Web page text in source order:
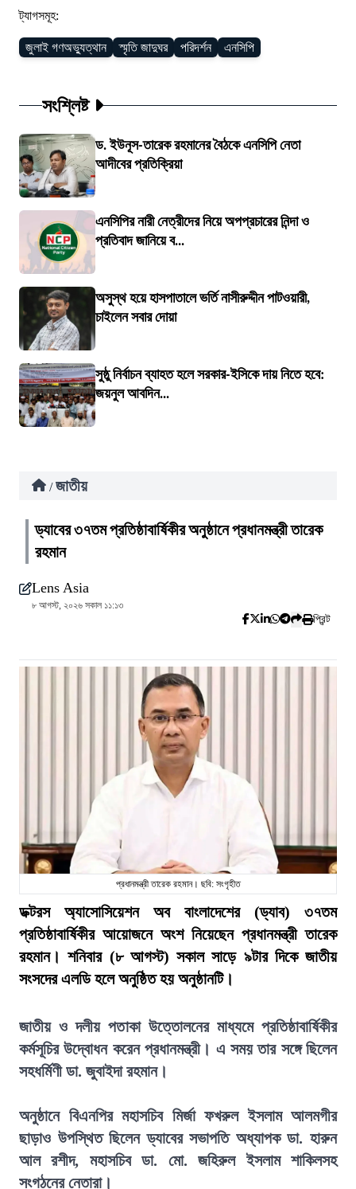
ট্যাগসমূহ:
জুলাই গণঅভ্যুত্থান স্মৃতি জাদুঘর পরিদর্শন এনসিপি
সংশ্লিষ্ট
ড. ইউনূস-তারেক রহমানের বৈঠকে এনসিপি নেতা
আদীবের প্রতিক্রিয়া
এনসিপির নারী নেত্রীদের নিয়ে অপপ্রচারের নিন্দা ও
প্রতিবাদ জানিয়ে ব...
অসুস্থ হয়ে হাসপাতালে ভর্তি নাসীরুদ্দীন পাটওয়ারী,
চাইলেন সবার দোয়া
সুষ্ঠু নির্বাচন ব্যাহত হলে সরকার-ইসিকে দায় নিতে হবে:
জয়নুল আবদিন...
/ জাতীয়
ড্যাবের ৩৭তম প্রতিষ্ঠাবার্ষিকীর অনুষ্ঠানে প্রধানমন্ত্রী তারেক
রহমান
Lens Asia
৮ আগস্ট, ২০২৬ সকাল ১১:১৩
প্রিন্ট
প্রধানমন্ত্রী তারেক রহমান। ছবি: সংগৃহীত
ডক্টরস অ্যাসোসিয়েশন অব বাংলাদেশের (ড্যাব) ৩৭তম
প্রতিষ্ঠাবার্ষিকীর আয়োজনে অংশ নিয়েছেন প্রধানমন্ত্রী তারেক
রহমান। শনিবার (৮ আগস্ট) সকাল সাড়ে ৯টার দিকে জাতীয়
সংসদের এলডি হলে অনুষ্ঠিত হয় অনুষ্ঠানটি।
জাতীয় ও দলীয় পতাকা উত্তোলনের মাধ্যমে প্রতিষ্ঠাবার্ষিকীর
কর্মসূচির উদ্বোধন করেন প্রধানমন্ত্রী। এ সময় তার সঙ্গে ছিলেন
সহধর্মিণী ডা. জুবাইদা রহমান।
অনুষ্ঠানে বিএনপির মহাসচিব মির্জা ফখরুল ইসলাম আলমগীর
ছাড়াও উপস্থিত ছিলেন ড্যাবের সভাপতি অধ্যাপক ডা. হারুন
আল রশীদ, মহাসচিব ডা. মো. জহিরুল ইসলাম শাকিলসহ
সংগঠনের নেতারা।